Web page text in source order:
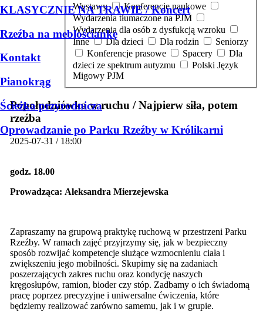
KLASYCZNIE NA TRAWIE / Koncert
Rzeźba na meblościankę
Kontakt
Pianokrąg
Ścieżka przyrodnicza
Oprowadzanie po Parku Rzeźby w Królikarni
Wystawy
Konferencje naukowe
Wydarzenia tłumaczone na PJM
Wydarzenia dla osób z dysfukcją wzroku
Inne
Dla dzieci Dla rodzin
Seniorzy
Konferencje prasowe
Spacery
dzieci ze spektrum autyzmu
Migowy PJM
Popołudniówka w ruchu / Najpierw siła, potem
rzeźba
2025-07-31 / 18:00
godz. 18.00
Prowadząca: Aleksandra Mierzejewska
Zapraszamy na grupową praktykę ruchową w przestrzeni Parku
Rzeźby. W ramach zajęć przyjrzymy się, jak w bezpieczny
sposób rozwijać kompetencje służące wzmocnieniu ciała i
zwiększeniu jego mobilności. Skupimy się na zadaniach
poszerzających zakres ruchu oraz kondycję naszych
kręgosłupów, ramion, bioder czy stóp. Zadbamy o ich świadomą
pracę poprzez precyzyjne i uniwersalne ćwiczenia, które
będziemy realizować zarówno samemu, jak i w grupie.